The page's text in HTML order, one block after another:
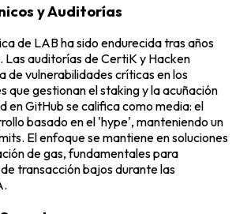
y Auditorías
de LAB ha sido endurecida tras años
Las auditorías de CertiK y Hacken
de vulnerabilidades críticas en los
que gestionan el staking y la acuñación
en GitHub se califica como media: el
basado en el 'hype', manteniendo un
El enfoque se mantiene en soluciones
de gas, fundamentales para
transacción bajos durante las